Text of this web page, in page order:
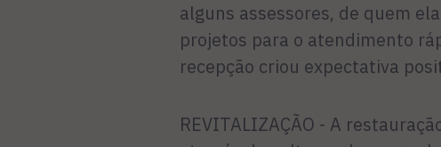
alguns assessores, de quem
projetos para o atendimento
recepção criou expectativa
REVITALIZAÇÃO - A